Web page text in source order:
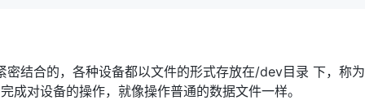
密结合的，各种设备都以文件的形式存放在/dev目录 下，称
成对设备的操作，就像操作普通的数据文件一样。